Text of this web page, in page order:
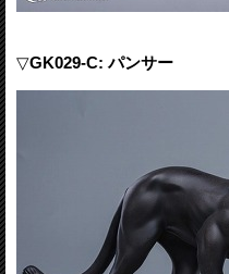
▽GK029-C: パンサー